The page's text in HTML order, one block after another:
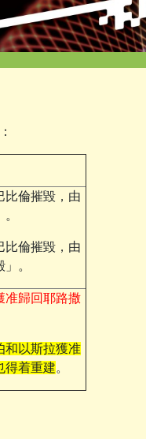
比倫摧毀，由
比倫摧毀，由
。
准歸回耶路撒
和以斯拉獲准
得着重建。